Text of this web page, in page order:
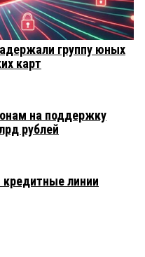
группу юных
карт
на поддержку
рублей
кредитные линии